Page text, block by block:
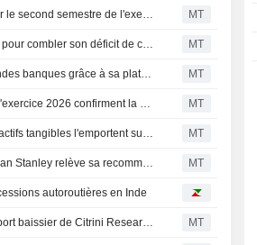
Macquarie Group publie de solides résultats pour le second semestre de l'exercice 2026 portés par les gains d'investissement et la gestion des risques, selon Jarden MT
Macquarie pourrait se tourner vers le crédit privé pour combler son déficit de croissance, selon Jefferies MT
Macquarie Group continue de surpasser les grandes banques grâce à sa plateforme numérique de pointe, selon Jarden MT
Les résultats 'solides' de Macquarie Group pour l'exercice 2026 confirment la dynamique de croissance des bénéfices, selon Jefferies MT
Macquarie Group réoriente son portefeuille : les actifs tangibles l'emportent sur la financiarisation, selon Jarden MT
Macquarie dans un scénario "Boucle d'or" : Morgan Stanley relève sa recommandation MT
autoroutières en Inde
Le groupe Macquarie chute de 4% après un rapport baissier de Citrini Research sur les conséquences de l'IA MT